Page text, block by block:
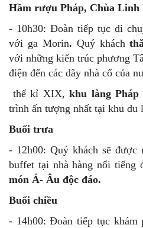
Hầm rượu Pháp, Chùa Linh
- 10h30: Đoàn tiếp tục di
với ga Morin. Quý khách
với những kiến trúc phương
điện đến các dãy nhà cổ của
thế kỉ XIX,khu làng Pháp
trình ấn tượng nhất tại khu du
Buổi trưa
- 12h00: Quý khách sẽ
buffet tại nhà hàng nổi
món Á- Âu độc đáo.
Buổi chiều
- 14h00: Đoàn tiếp tục khám